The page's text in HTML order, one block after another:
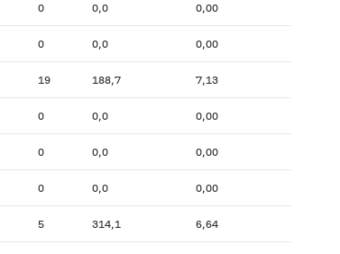
0 0,0 0,00
0 0,0 0,00
19 188,7 7,13
0 0,0 0,00
0 0,0 0,00
0 0,0 0,00
5 314,1 6,64